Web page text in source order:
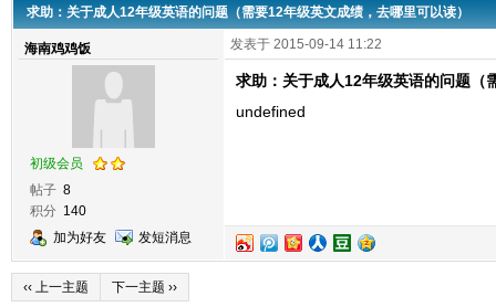
求助：关于成人12年级英语的问题（需要12年级英文成绩，去哪里可以读）
海南鸡鸡饭
初级会员
帖子 8
积分 140
加为好友
发短消息
发表于 2015-09-14 11:22
求助：关于成人12年级英语的问题（
undefined
‹‹ 上一主题 下一主题 ››